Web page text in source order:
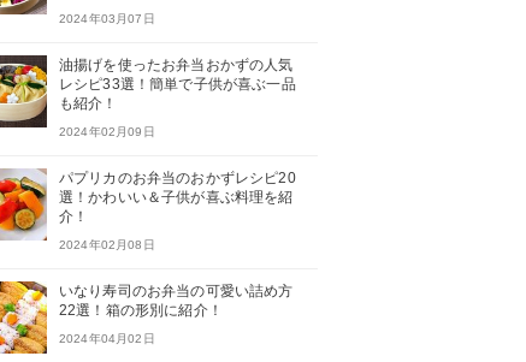
2024年03月07日
油揚げを使ったお弁当おかずの人気
レシピ33選！簡単で子供が喜ぶ一品
も紹介！
2024年02月09日
パプリカのお弁当のおかずレシピ20
選！かわいい＆子供が喜ぶ料理を紹
介！
2024年02月08日
いなり寿司のお弁当の可愛い詰め方
22選！箱の形別に紹介！
2024年04月02日